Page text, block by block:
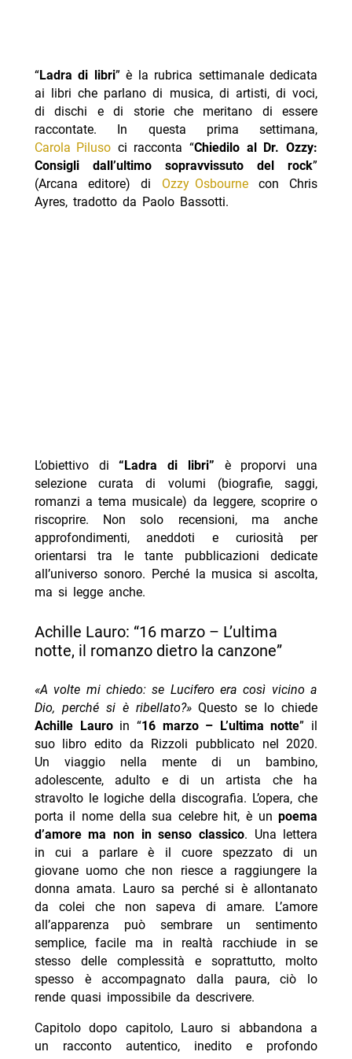
“Ladra di libri” è la rubrica settimanale dedicata
ai libri che parlano di musica, di artisti, di voci,
di dischi e di storie che meritano di essere
raccontate. In questa prima settimana,
Carola Pilusoci racconta “Chiedilo al Dr. Ozzy:
Consigli dall’ultimo sopravvissuto del rock”
(Arcana editore) di Ozzy Osbournecon Chris
Ayres, tradotto da Paolo Bassotti.
L’obiettivo di“Ladra di libri” è proporvi una
selezione curata di volumi (biografie, saggi,
romanzi a tema musicale) da leggere, scoprire o
riscoprire. Non solo recensioni, ma anche
approfondimenti, aneddoti e curiosità per
orientarsi tra le tante pubblicazioni dedicate
all’universo sonoro. Perché la musica si ascolta,
ma si legge anche.
Achille Lauro: “16 marzo – L’ultima
notte, il romanzo dietro la canzone”
«A volte mi chiedo: se Lucifero era così vicino a
Dio, perché si è ribellato?»Questo se lo chiede
Achille Lauroin “16 marzo – L’ultima notte” il
suo libro edito da Rizzoli pubblicato nel 2020.
Un viaggio nella mente di un bambino,
adolescente, adulto e di un artista che ha
stravolto le logiche della discografia. L’opera, che
porta il nome della sua celebre hit, è unpoema
d’amore ma non in senso classico. Una lettera
in cui a parlare è il cuore spezzato
di un
giovane uomo che non riesce a raggiungere la
donna amata. Lauro sa perché si è allontanato
da colei che non sapeva di amare. L’amore
all’apparenza può sembrare un sentimento
semplice, facile ma in realtà racchiude in se
stesso delle complessità e soprattutto, molto
spesso è accompagnato dalla paura, ciò lo
rende quasi impossibile da descrivere.
Capitolo dopo capitolo, Lauro si abbandona a
un racconto autentico, inedito e profondo